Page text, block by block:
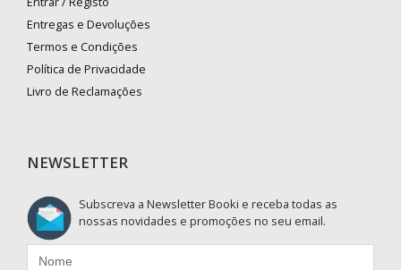
Entregas e Devoluções
Termos e Condições
Política de Privacidade
Livro de Reclamações
NEWSLETTER
Subscreva a Newsletter Booki e receba todas as
nossas novidades e promoções no seu email.